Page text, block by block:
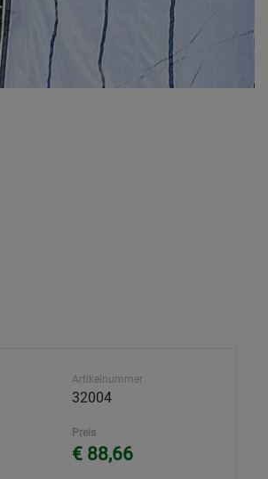
Artikelnummer
32004
Preis
€ 88,66